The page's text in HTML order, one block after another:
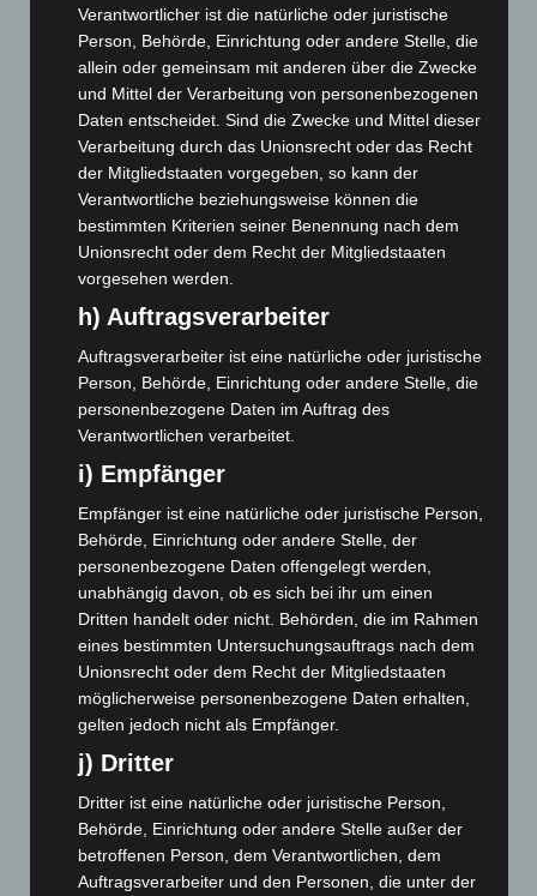
August 2025(90)
Juli 2025(90)
Juni 2025 (103)
Mai 2025(112)
April 2025(88)
März 2025(111)
Februar 2025(96)
Januar 2025(88)
November 2024
(94)
Oktober 2024(93)
September 2024(112)
August 2024(107)
Juli 2024(89)
Juni 2024(107)
Mai 2024(149)
April 2024(102)
März 2024(103)
Februar 2024
(103)
Januar 2024(111)
Dezember 2023(130)
November 2023(130)
Oktober 2023 (114)
September 2023(133)
August 2023(134)
Verantwortlicher ist die natürliche oder juristische
Person, Behörde, Einrichtung oder andere Stelle, die
allein oder gemeinsam mit anderen über die Zwecke
und Mittel der Verarbeitung von personenbezogenen
Daten entscheidet. Sind die Zwecke und Mittel dieser
Verarbeitung durch das Unionsrecht oder das Recht
der Mitgliedstaaten vorgegeben, so kann der
Verantwortliche beziehungsweise können die
bestimmten Kriterien seiner Benennung nach dem
Unionsrecht oder dem Recht der Mitgliedstaaten
vorgesehen werden.
h) Auftragsverarbeiter
Auftragsverarbeiter ist eine natürliche oder juristische
Person, Behörde, Einrichtung oder andere Stelle, die
personenbezogene Daten im Auftrag des
Verantwortlichen verarbeitet.
i) Empfänger
Empfänger ist eine natürliche oder juristische Person,
Behörde, Einrichtung oder andere Stelle, der
personenbezogene Daten offengelegt werden,
unabhängig davon, ob es sich bei ihr um einen
Dritten handelt oder nicht. Behörden, die im Rahmen
eines bestimmten Untersuchungsauftrags nach dem
Unionsrecht oder dem Recht der Mitgliedstaaten
möglicherweise personenbezogene Daten erhalten,
gelten jedoch nicht als Empfänger.
j) Dritter
Dritter ist eine natürliche oder juristische Person,
Behörde, Einrichtung oder andere Stelle außer der
betroffenen Person, dem Verantwortlichen, dem
Auftragsverarbeiter und den Personen, die unter der